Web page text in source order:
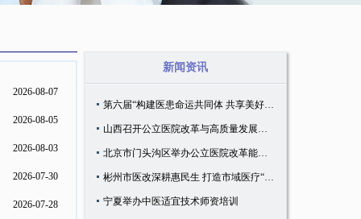
2026-08-07
2026-08-05
2026-08-03
2026-07-30
2026-07-28
新闻资讯
第六届“构建医患命运共同体 共享美好医患关系”会议召开
山西召开公立医院改革与高质量发展示范项目培训会
北京市门头沟区举办公立医院改革能力提升培训之参访交流学习活动
彬州市医改深耕惠民生 打造市域医疗“彬州样板”
宁夏举办中医适宜技术师资培训